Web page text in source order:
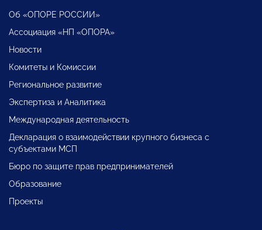
Об «ОПОРЕ РОССИИ»
Ассоциация «НП «ОПОРА»
Новости
Комитеты и Комиссии
Региональное развитие
Экспертиза и Аналитика
Международная деятельность
Декларация о взаимодействии крупного бизнеса с
субъектами МСП
Бюро по защите прав предпринимателей
Образование
Проекты